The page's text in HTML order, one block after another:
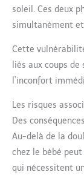
soleil. Ces deux
simultanément
Cette
liés aux coups
l’inconfort
Les risques
Des
Au-delà de la
chez le bébé
qui nécessitent